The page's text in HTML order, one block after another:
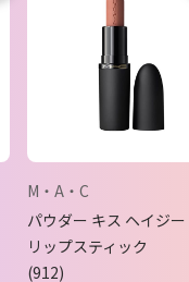
M・A・C
パウダー キス ヘイジー
リップスティック
912